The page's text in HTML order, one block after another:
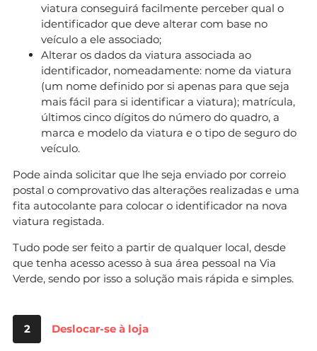
viatura conseguirá facilmente perceber qual o
identificador que deve alterar com base no
veículo a ele associado;
Alterar os dados da viatura associada ao
identificador, nomeadamente: nome da viatura
(um nome definido por si apenas para que seja
mais fácil para si identificar a viatura); matrícula,
últimos cinco dígitos do número do quadro, a
marca e modelo da viatura e o tipo de seguro do
veículo.
Pode ainda solicitar que lhe seja enviado por correio
postal o comprovativo das alterações realizadas e uma
fita autocolante para colocar o identificador na nova
viatura registada.
Tudo pode ser feito a partir de qualquer local, desde
que tenha acesso acesso à sua área pessoal na Via
Verde, sendo por isso a solução mais rápida e simples.
2 Deslocar-se à loja